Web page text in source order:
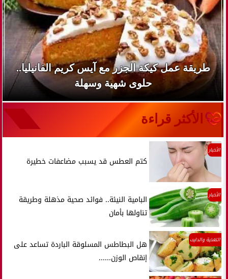
طريقة عمل كيكة الجزر مع آيس كريم الفانيليا..
حلوى شهية وسهلة
الأكثر قراءة
الأخبار
كتم العطس قد يسبب مضاعفات خطيرة
الأخبار
البامية النيئة.. فوائد صحية مذهلة وطريقة
تناولها بأمان
التغذية والدايت
هل البطاطس المسلوقة الباردة تساعد على
إنقاص الوزن......